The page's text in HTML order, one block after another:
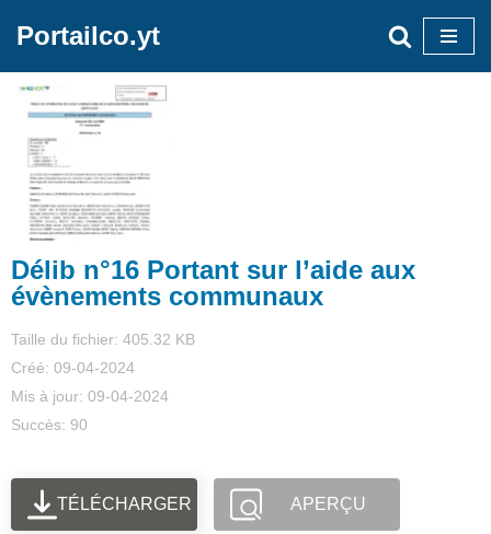
au
contenu
Portailco.yt
Délib n°16 Portant sur l’aide aux
évènements communaux
Taille du fichier: 405.32 KB
Créé: 09-04-2024
Mis à jour: 09-04-2024
Succès: 90
TÉLÉCHARGER APERÇU